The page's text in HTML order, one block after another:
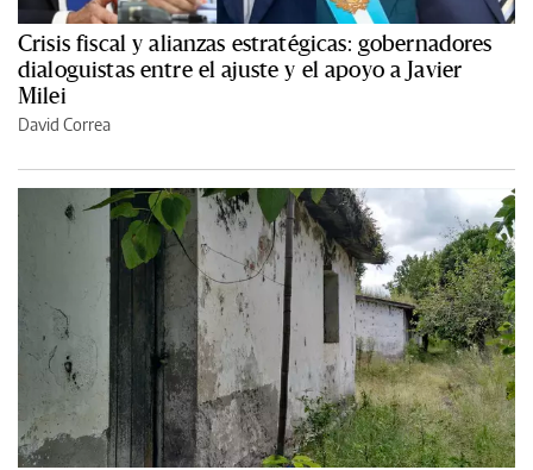
Crisis fiscal y alianzas estratégicas: gobernadores
dialoguistas entre el ajuste y el apoyo a Javier
Milei
David Correa